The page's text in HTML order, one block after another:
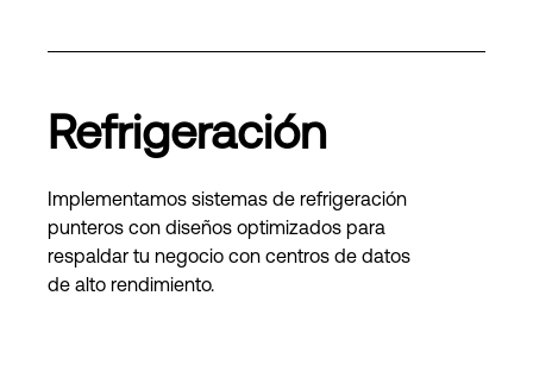
Refrigeración
Implementamos sistemas de refrigeración
punteros con diseños optimizados para
respaldar tu negocio con centros de datos
de alto rendimiento.